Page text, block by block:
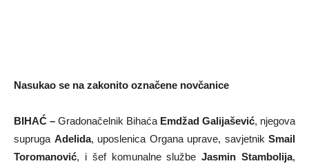
Nasukao se na zakonito označene novčanice
BIHAĆ – Gradonačelnik Bihaća Emdžad Galijašević, njegova
supruga Adelida, uposlenica Organa uprave, savjetnik Smail
Toromanović, i šef komunalne službeJasmin Stambolija,